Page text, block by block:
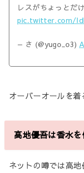
レスがちょっとだ
pic.twitter.com/
— さ (@yugo_o3)
オーバーオールを着
高地優吾は香水
ネットの噂では高